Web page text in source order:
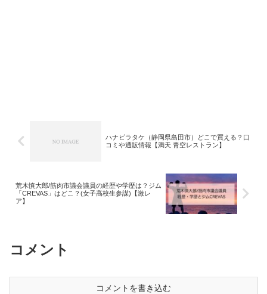
ハナビラタケ（静岡県島田市）どこで買える？口
コミや通販情報【満天 青空レストラン】
荒木慎大郎/筋肉市議会議員の経歴や学歴は？ジム
「CREVAS」はどこ？(女子高校生参謀)【激レ
ア】
コメント
コメントを書き込む